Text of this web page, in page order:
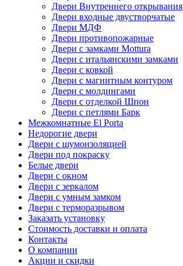
Двери Внутреннего открывания
Двери входные двустворчатые
Двери МДФ
Двери противопожарные
Двери с замками Mottura
Двери с итальянскими замками
Двери с ковкой
Двери с магнитным контуром
Двери с молдингами
Двери с отделкой Шпон
Двери с петлями Барк
Межкомнатные El Porta
Недорогие двери
Двери с шумоизоляцией
Двери под покраску
Белые двери
Двери с окном
Двери с зеркалом
Двери с умным замком
Двери с терморазрывом
Заказать установку
Стоимость доставки и оплата
Контакты
О компании
Акции и скидки